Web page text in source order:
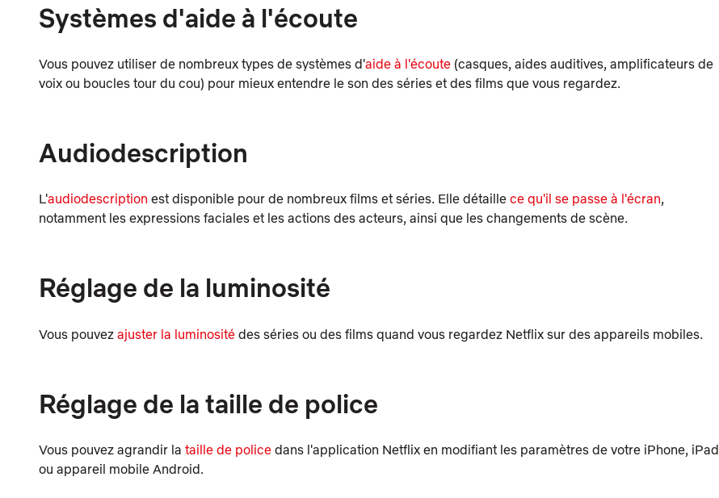
Systèmes d'aide à l'écoute
Vous pouvez utiliser de nombreux types de systèmes d'aide à l'écoute (casques, aides auditives, amplificateurs de
voix ou boucles tour du cou) pour mieux entendre le son des séries et des films que vous regardez.
Audiodescription
L'audiodescription est disponible pour de nombreux films et séries. Elle détaille ce qu'il se passe à l'écran,
notamment les expressions faciales et les actions des acteurs, ainsi que les changements de scène.
Réglage de la luminosité
Vous pouvez ajuster la luminosité des séries ou des films quand vous regardez Netflix sur des appareils mobiles.
Réglage de la taille de police
Vous pouvez agrandir la taille de police dans l'application Netflix en modifiant les paramètres de votre iPhone, iPad
ou appareil mobile Android.